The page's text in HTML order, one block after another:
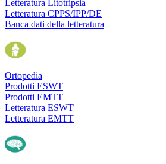
Letteratura Litotripsia
Letteratura CPPS/IPP/DE
Banca dati della letteratura
Ortopedia
Prodotti ESWT
Prodotti EMTT
Letteratura ESWT
Letteratura EMTT